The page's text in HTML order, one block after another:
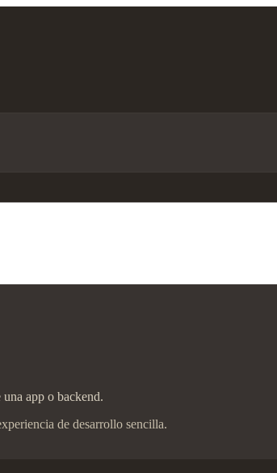
app o backend.
de desarrollo sencilla.